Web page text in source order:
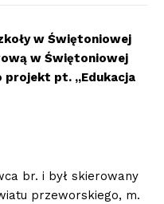
w Świętoniowej
w Świętoniowej
projekt pt. „Edukacja
br. i był skierowany
przeworskiego, m.